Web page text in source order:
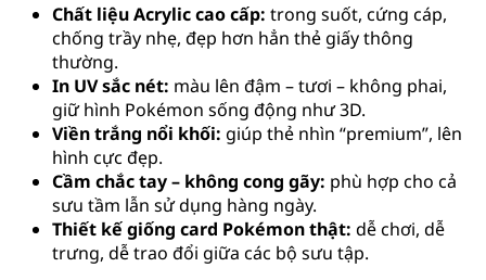
Chất liệu Acrylic cao cấp: trong suốt, cứng cáp,
chống trầy nhẹ, đẹp hơn hẳn thẻ giấy thông
thường.
In UV sắc nét: màu lên đậm – tươi – không phai,
giữ hình Pokémon sống động như 3D.
Viền trắng nổi khối: giúp thẻ nhìn “premium”, lên
hình cực đẹp.
Cầm chắc tay – không cong gãy: phù hợp cho cả
sưu tầm lẫn sử dụng hàng ngày.
Thiết kế giống card Pokémon thật: dễ chơi, dễ
trưng, dễ trao đổi giữa các bộ sưu tập.